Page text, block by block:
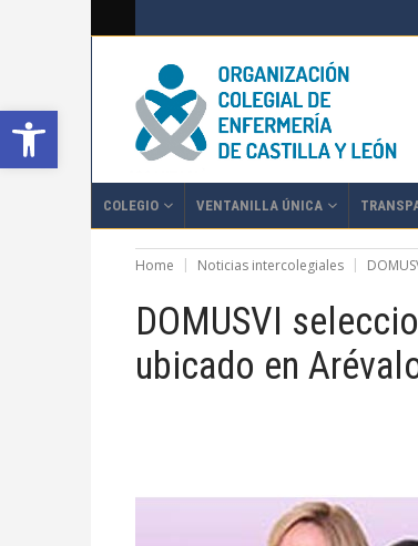
Abrir barra de herramientas
COLEGIO VENTANILLA ÚNICA
Home Noticias intercolegiales
DOMUSVI
ubicado en